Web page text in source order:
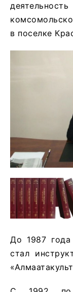
в поселке
До 1987
стал